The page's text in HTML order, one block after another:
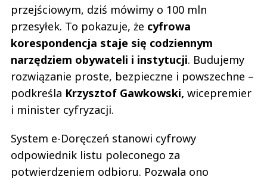
przejściowym, dziś mówimy o 100 mln
przesyłek. To pokazuje, że cyfrowa
korespondencja staje się codziennym
narzędziem obywateli i instytucji. Budujemy
rozwiązanie proste, bezpieczne i powszechne –
podkreśla Krzysztof Gawkowski, wicepremier
i minister cyfryzacji.
System e-Doręczeń stanowi cyfrowy
odpowiednik listu poleconego za
potwierdzeniem odbioru. Pozwala ono